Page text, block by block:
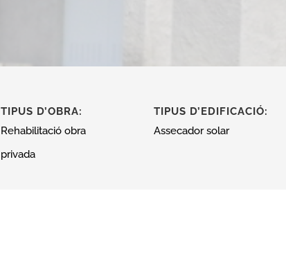
TIPUS D’OBRA:
Rehabilitació obra
privada
TIPUS D’EDIFICACIÓ:
Assecador solar